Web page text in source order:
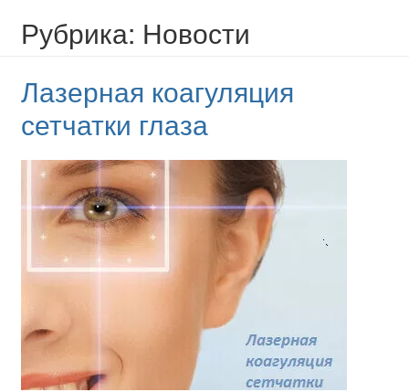
Рубрика: Новости
Лазерная коагуляция
сетчатки глаза